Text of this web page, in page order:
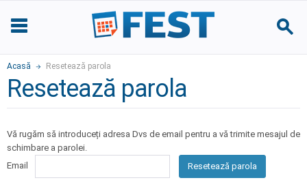
Acasă Resetează parola
Resetează parola
Vă rugăm să introduceți adresa Dvs de email pentru a vă trimite mesajul de
schimbare a parolei.
Email
Resetează parola